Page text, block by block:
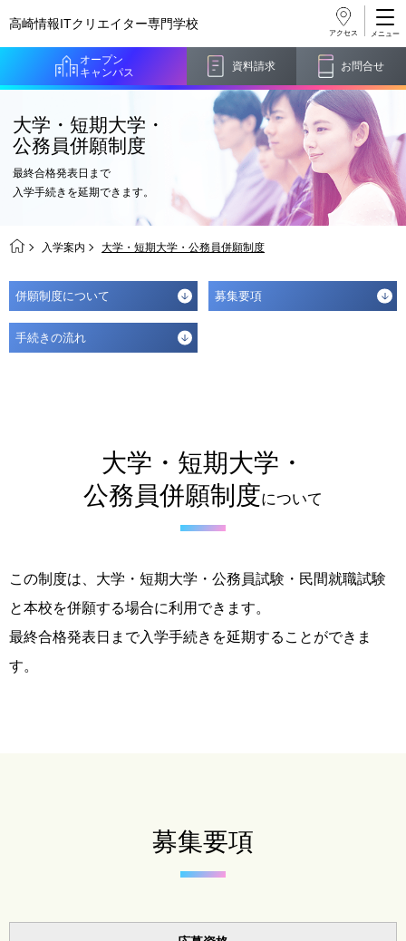
高崎情報ITクリエイター専門学校
オープン
キャンパス
資料請求 お問合せ
アクセス
大学・短期大学・
公務員併願制度
最終合格発表日まで
入学手続きを延期できます。
入学案内 大学・短期大学・公務員併願制度
併願制度について 募集要項
手続きの流れ
大学・短期大学・
公務員併願制度について
この制度は、大学・短期大学・公務員試験・民間就職試験
と本校を併願する場合に利用できます。
最終合格発表日まで入学手続きを延期することができま
す。
募集要項